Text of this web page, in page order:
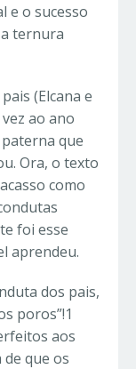
e o sucesso
ternura
(Elcana e
ao ano
que
Ora, o texto
como
foi esse
aprendeu.
dos pais,
poros”!1
aos
que os